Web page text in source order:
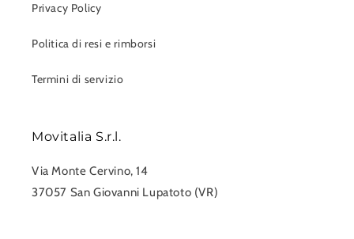
Privacy Policy
Politica di resi e rimborsi
Termini di servizio
Movitalia S.r.l.
Via Monte Cervino, 14
37057 San Giovanni Lupatoto (VR)